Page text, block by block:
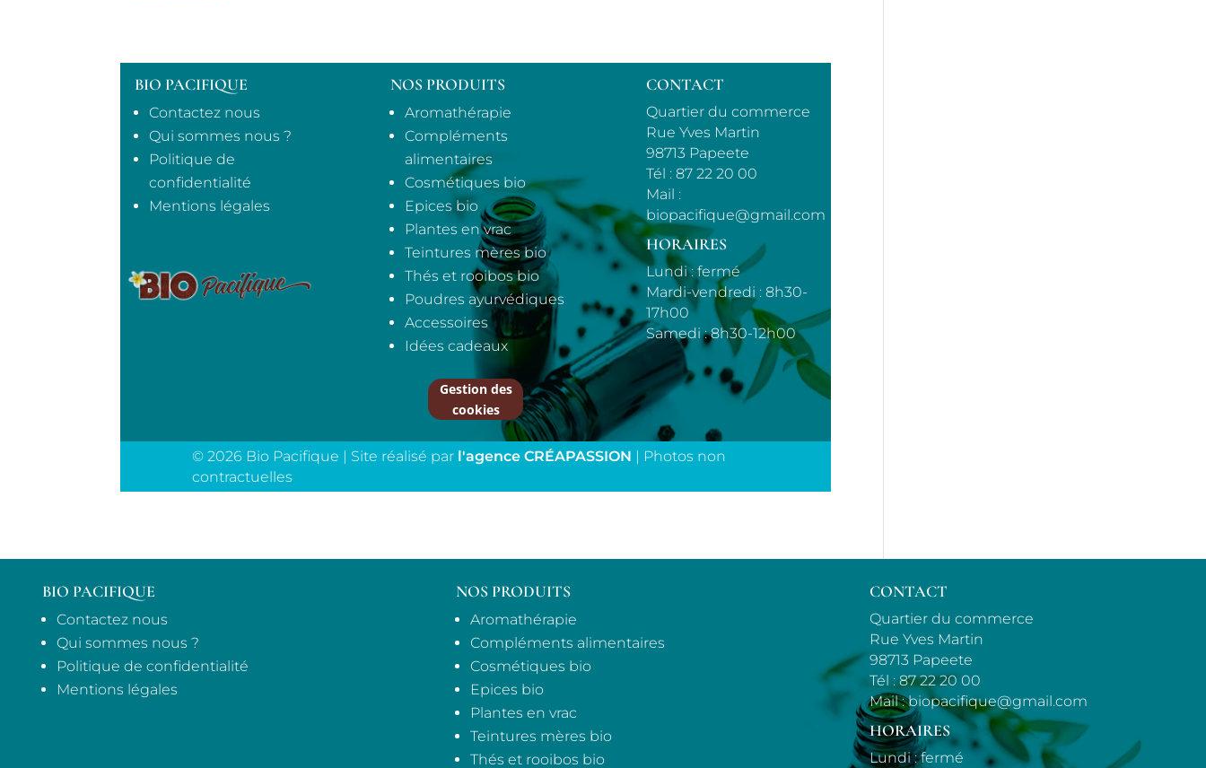
BIO PACIFIQUE
Contactez nous
Qui sommes nous ?
Politique de
confidentialité
Mentions légales
NOS PRODUITS
Aromathérapie
Compléments
alimentaires
Cosmétiques bio
Epices bio
Plantes en vrac
Teintures mères bio
Thés et rooibos bio
Poudres ayurvédiques
Accessoires
Idées cadeaux
Gestion des
cookies
CONTACT
Quartier du commerce
Rue Yves Martin
98713 Papeete
Tél : 87 22 20 00
Mail :
biopacifique@gmail.com
HORAIRES
Lundi : fermé
Mardi-vendredi : 8h30-
17h00
Samedi : 8h30-12h00
© 2026 Bio Pacifique | Site réalisé par l'agence CRÉAPASSION | Photos non
contractuelles
BIO PACIFIQUE
Contactez nous
Qui sommes nous ?
Politique de confidentialité
Mentions légales
NOS PRODUITS
Aromathérapie
Compléments alimentaires
Cosmétiques bio
Epices bio
Plantes en vrac
Teintures mères bio
Thés et rooibos bio
CONTACT
Quartier du commerce
Rue Yves Martin
98713 Papeete
Tél :87 22 20 00
Mail :biopacifique@gmail.com
HORAIRES
Lundi : fermé